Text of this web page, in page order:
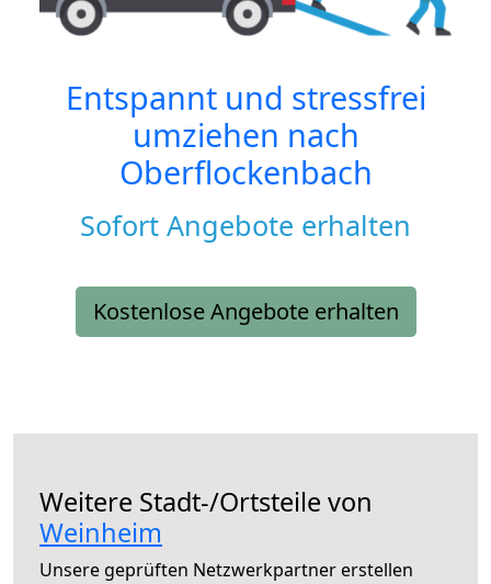
Entspannt und stressfrei
umziehen nach
Oberflockenbach
Sofort Angebote erhalten
Kostenlose Angebote erhalten
Weitere Stadt-/Ortsteile von
Weinheim
Unsere geprüften Netzwerkpartner erstellen